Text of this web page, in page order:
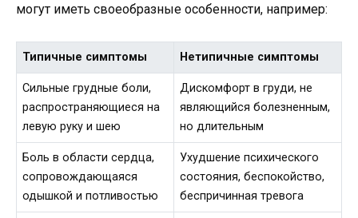
могут иметь своеобразные особенности, например:
Типичные симптомы Нетипичные симптомы
Сильные грудные боли,
распространяющиеся на
левую руку и шею
Дискомфорт в груди, не
являющийся болезненным,
но длительным
Боль в области сердца,
сопровождающаяся
одышкой и потливостью
Ухудшение психического
состояния, беспокойство,
беспричинная тревога